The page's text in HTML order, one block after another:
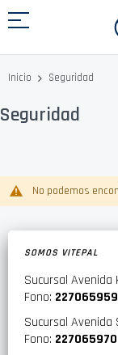
al
Inicio Seguridad
Seguridad
No podemos
SOMOS VITEPAL
Sucursal Avenida
Fono: 227065959
Sucursal
Fono: 227065970